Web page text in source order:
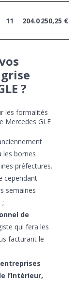
11 204.0250,25 €
?
les formalités
Mercedes GLE
les bornes
préfectures.
cependant
semaines
;
de
qui fera les
facturant le
l’Intérieur,